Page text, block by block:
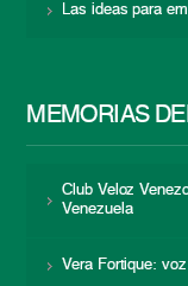
Las ideas para
MEMORIAS
Club Veloz
Venezuela
Vera Fortique: